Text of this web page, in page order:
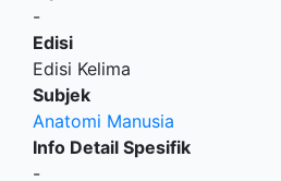
-
Edisi
Edisi Kelima
Subjek
Anatomi Manusia
Info Detail Spesifik
-